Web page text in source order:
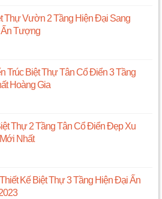
Thự Vườn 2 Tầng Hiện Đại Sang
Ấn Tượng
Trúc Biệt Thự Tân Cổ Điển 3 Tầng
Hoàng Gia
Thự 2 Tầng Tân Cổ Điển Đẹp Xu
Nhất
Kế Biệt Thự 3 Tầng Hiện Đại Ấn